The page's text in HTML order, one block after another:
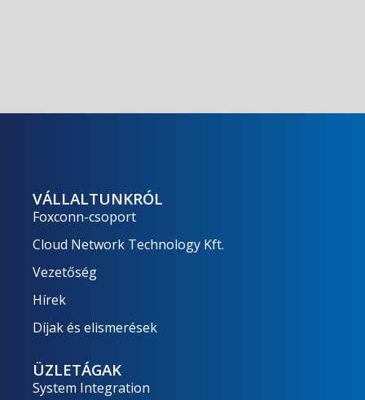
VÁLLALTUNKRÓL
Foxconn-csoport
Cloud Network Technology Kft.
Vezetőség
Hírek
Díjak és elismerések
ÜZLETÁGAK
System Integration